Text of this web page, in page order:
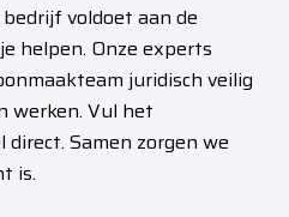
voldoet aan de
helpen. Onze experts
juridisch veilig
werken. Vul het
Samen zorgen we
is.